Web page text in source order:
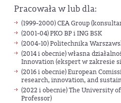
Pracowała w lub dla:
(1999-2000) CEA Group
(2001-04) PKO BP i ING BSK
(2004-10) Politechnika
(2014 i obecnie) własna
Innovation (ekspert w zakresie
(2016 i obecnie) European
research, innovation, and
(2022 i obecnie) The University
Professor)